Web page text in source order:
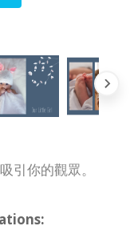
引你的觀眾。